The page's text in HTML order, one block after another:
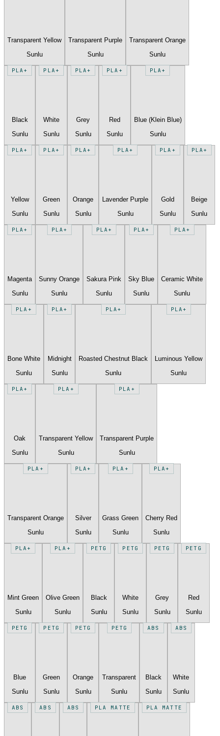
Transparent Yellow
Sunlu
Transparent Purple
Sunlu
Transparent Orange
Sunlu
PLA+
Black
Sunlu
PLA+
White
Sunlu
PLA+
Grey
Sunlu
PLA+
Red
Sunlu
PLA+
Blue (Klein Blue)
Sunlu
PLA+
Yellow
Sunlu
PLA+
Green
Sunlu
PLA+
Orange
Sunlu
PLA+
Lavender Purple
Sunlu
PLA+
Gold
Sunlu
PLA+
Beige
Sunlu
PLA+
Magenta
Sunlu
PLA+
Sunny Orange
Sunlu
PLA+
Sakura Pink
Sunlu
PLA+
Sky Blue
Sunlu
PLA+
Ceramic White
Sunlu
PLA+
Bone White
Sunlu
PLA+
Midnight
Sunlu
PLA+
Roasted Chestnut Black
Sunlu
PLA+
Luminous Yellow
Sunlu
PLA+
Oak
Sunlu
PLA+
Transparent Yellow
Sunlu
PLA+
Transparent Purple
Sunlu
PLA+
Transparent Orange
Sunlu
PLA+
Silver
Sunlu
PLA+
Grass Green
Sunlu
PLA+
Cherry Red
Sunlu
PLA+
Mint Green
Sunlu
PLA+
Olive Green
Sunlu
PETG
Black
Sunlu
PETG
White
Sunlu
PETG
Grey
Sunlu
PETG
Red
Sunlu
PETG
Blue
Sunlu
PETG
Green
Sunlu
PETG
Orange
Sunlu
PETG
Transparent
Sunlu
ABS
Black
Sunlu
ABS
White
Sunlu
ABS ABS ABS PLA MATTE PLA MATTE